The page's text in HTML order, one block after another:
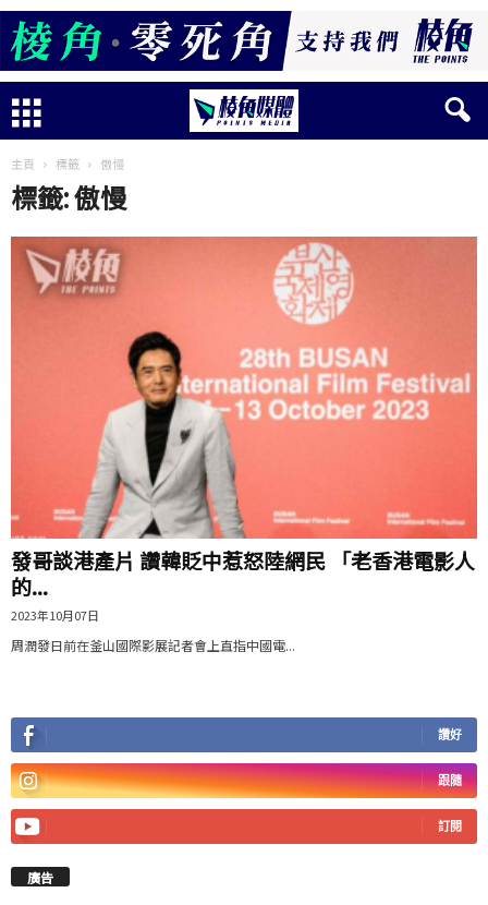
主頁 標籤 傲慢
標籤: 傲慢
發哥談港產片 讚韓貶中惹怒陸網民 「老香港電影人
的...
2023年10月07日
周潤發日前在釜山國際影展記者會上直指中國電...
讚好
跟隨
訂閱
廣告